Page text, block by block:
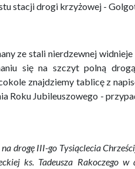
stacji drogi krzyżowej -
ze stali nierdzewnej widnieje
się na szczyt polną
znajdziemy tablicę z
Roku Jubileuszowego -
drogę III-go Tysiąclecia
ks. Tadeusza Rakoczego